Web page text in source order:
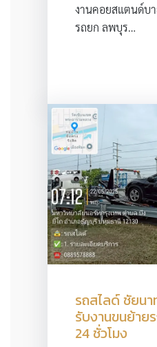
งานคอยสแตนด์บ
รถยก ลพบุร…
รถสไลด์ ชัยน
รับงานขนย้าย
24 ชั่วโมง